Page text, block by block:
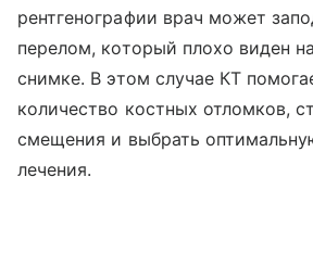
рентгенографии врач может
перелом, который плохо виден
снимке. В этом случае КТ
количество костных отломков,
смещения и выбрать
лечения.